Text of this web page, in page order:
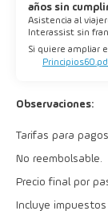
años sin
Asistencia al
Interassist sin
Si quiere ampliar
Observaciones:
Tarifas para
No reembolsable.
Precio final por
Incluye